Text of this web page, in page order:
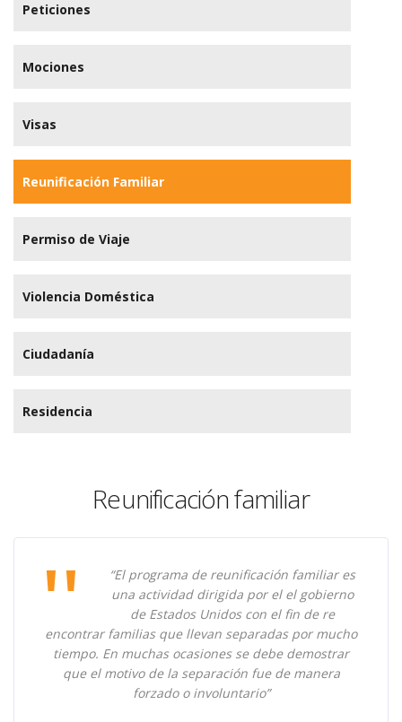
Peticiones
Mociones
Visas
Reunificación Familiar
Permiso de Viaje
Violencia Doméstica
Ciudadanía
Residencia
Reunificación familiar
“El programa de reunificación familiar es
una actividad dirigida por el el gobierno
de Estados Unidos con el fin de re
encontrar familias que llevan separadas por mucho
tiempo. En muchas ocasiones se debe demostrar
que el motivo de la separación fue de manera
forzado o involuntario”